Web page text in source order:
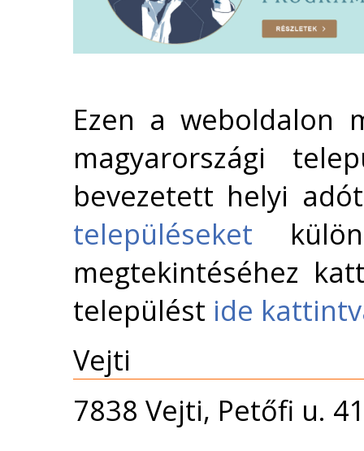
Ezen a weboldalon
magyarországi
bevezetett helyi
településeket
megtekintéséhez
települést ide
Vejti
7838 Vejti, Petőfi u.